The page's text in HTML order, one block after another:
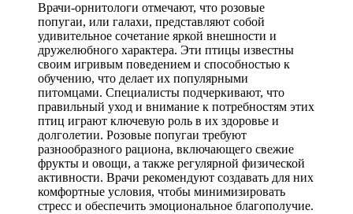
Врачи-орнитологи отмечают, что розовые
попугаи, или галахи, представляют собой
удивительное сочетание яркой внешности и
дружелюбного характера. Эти птицы известны
своим игривым поведением и способностью к
обучению, что делает их популярными
питомцами. Специалисты подчеркивают, что
правильный уход и внимание к потребностям этих
птиц играют ключевую роль в их здоровье и
долголетии. Розовые попугаи требуют
разнообразного рациона, включающего свежие
фрукты и овощи, а также регулярной физической
активности. Врачи рекомендуют создавать для них
комфортные условия, чтобы минимизировать
стресс и обеспечить эмоциональное благополучие.